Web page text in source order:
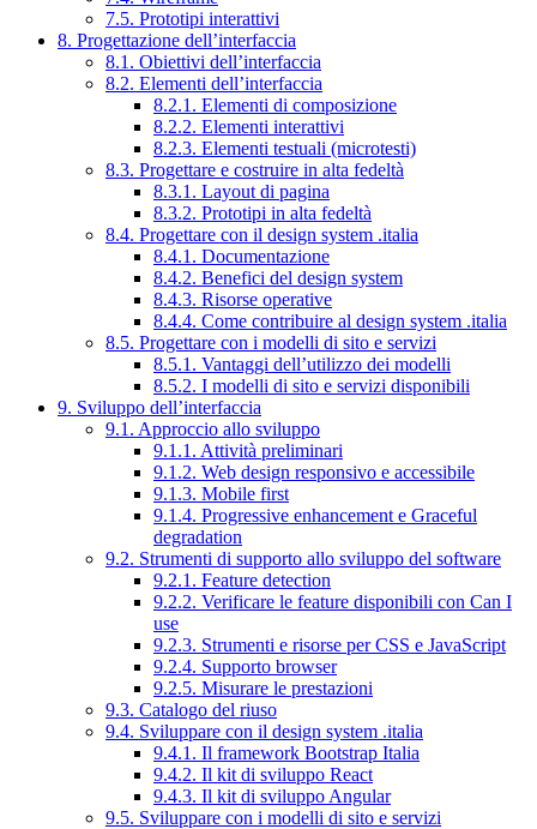
7.5. Prototipi interattivi
8. Progettazione dell’interfaccia
8.1. Obiettivi dell’interfaccia
8.2. Elementi dell’interfaccia
8.2.1. Elementi di composizione
8.2.2. Elementi interattivi
8.2.3. Elementi testuali (microtesti)
8.3. Progettare e costruire in alta fedeltà
8.3.1. Layout di pagina
8.3.2. Prototipi in alta fedeltà
8.4. Progettare con il design system .italia
8.4.1. Documentazione
8.4.2. Benefici del design system
8.4.3. Risorse operative
8.4.4. Come contribuire al design system .italia
8.5. Progettare con i modelli di sito e servizi
8.5.1. Vantaggi dell’utilizzo dei modelli
8.5.2. I modelli di sito e servizi disponibili
9. Sviluppo dell’interfaccia
9.1. Approccio allo sviluppo
9.1.1. Attività preliminari
9.1.2. Web design responsivo e accessibile
9.1.3. Mobile first
9.1.4. Progressive enhancement e Graceful
degradation
9.2. Strumenti di supporto allo sviluppo del software
9.2.1. Feature detection
9.2.2. Verificare le feature disponibili con Can I
use
9.2.3. Strumenti e risorse per CSS e JavaScript
9.2.4. Supporto browser
9.2.5. Misurare le prestazioni
9.3. Catalogo del riuso
9.4. Sviluppare con il design system .italia
9.4.1. Il framework Bootstrap Italia
9.4.2. Il kit di sviluppo React
9.4.3. Il kit di sviluppo Angular
9.5. Sviluppare con i modelli di sito e servizi